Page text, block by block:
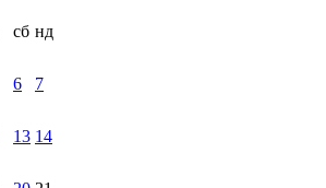
сб нд
6 7
13 14